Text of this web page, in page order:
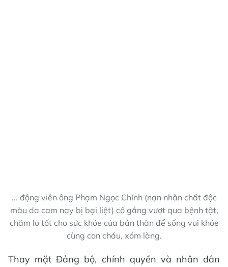
... động viên ông Phạm Ngọc Chính (nạn nhân chất độc
màu da cam nay bị bại liệt) cố gắng vượt qua bệnh tật,
chăm lo tốt cho sức khỏe của bản thân để sống vui khỏe
cùng con cháu, xóm làng.
Thay mặt Đảng bộ, chính quyền và nhân dân